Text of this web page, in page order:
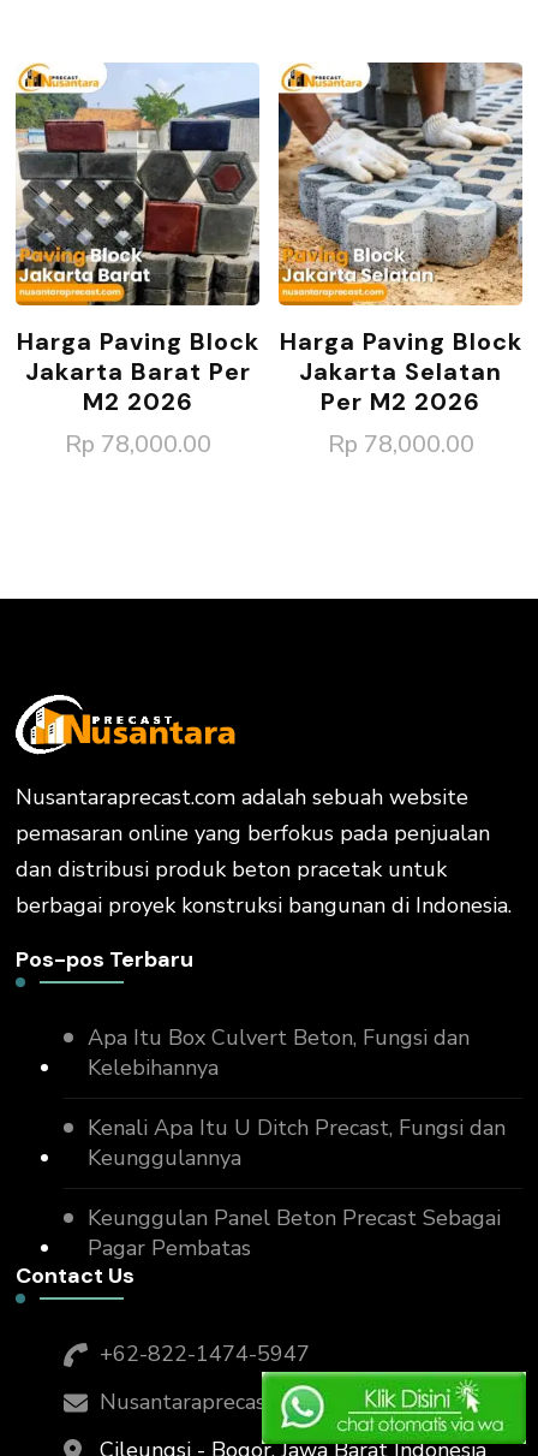
Harga Paving Block
Jakarta Barat Per
M2 2026
Rp 78,000.00
Harga Paving Block
Jakarta Selatan
Per M2 2026
Rp 78,000.00
Nusantaraprecast.com adalah sebuah website
pemasaran online yang berfokus pada penjualan
dan distribusi produk beton pracetak untuk
berbagai proyek konstruksi bangunan di Indonesia.
Pos-pos Terbaru
Apa Itu Box Culvert Beton, Fungsi dan
Kelebihannya
Kenali Apa Itu U Ditch Precast, Fungsi dan
Keunggulannya
Keunggulan Panel Beton Precast Sebagai
Pagar Pembatas
Contact Us
+62-822-1474-5947
Nusantaraprecast@gmail.com